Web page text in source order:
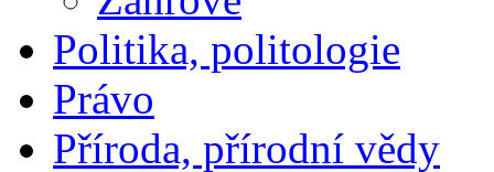
Politika, politologie
Právo
Příroda, přírodní vědy